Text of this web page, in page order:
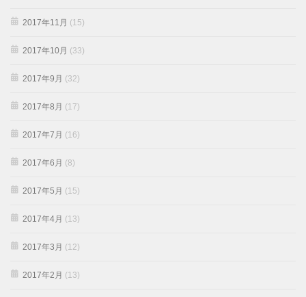
2017年11月 (15)
2017年10月 (33)
2017年9月 (32)
2017年8月 (17)
2017年7月 (16)
2017年6月 (8)
2017年5月 (15)
2017年4月 (13)
2017年3月 (12)
2017年2月 (13)